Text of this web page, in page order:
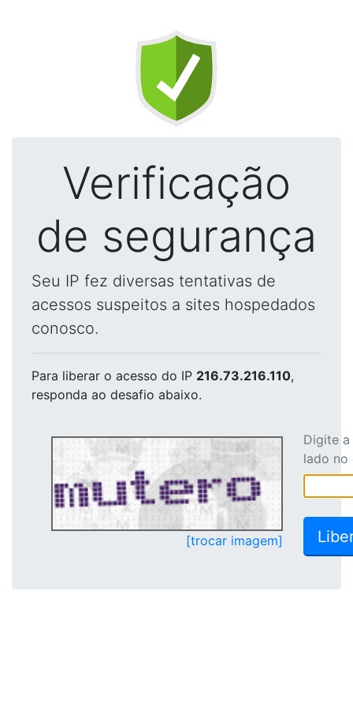
Verificação
de segurança
Seu IP fez diversas tentativas de
acessos suspeitos a sites hospedados
conosco.
Para liberar o acesso do IP 216.73.216.110,
responda ao desafio abaixo.
[trocar imagem]
Digite
lado no